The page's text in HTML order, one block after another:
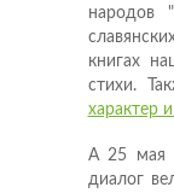
народов
книгах
стихи.
характер
А 25 мая
диалог